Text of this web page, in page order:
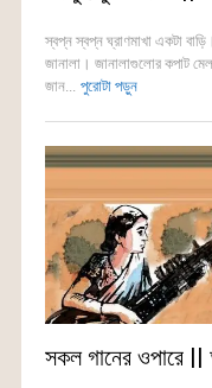
স্বপ্ন স্বপ্ন ঘ্রাণমাখা একটা
জানালা। জানালাগুলোর কপাট
জান... পুরোটা পড়ুন
সকল গানের ওপারে